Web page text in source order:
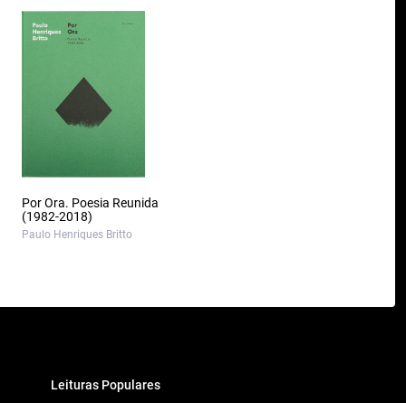
Por Ora. Poesia Reunida
(1982-2018)
Paulo Henriques Britto
Leituras Populares